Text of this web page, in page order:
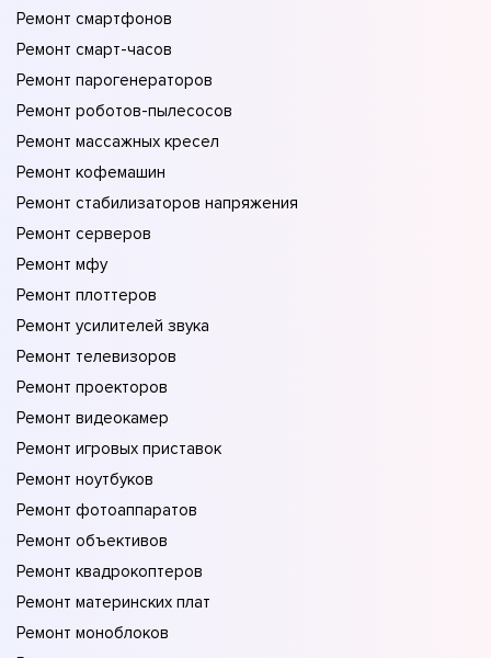
Ремонт смартфонов
Ремонт смарт-часов
Ремонт парогенераторов
Ремонт роботов-пылесосов
Ремонт массажных кресел
Ремонт кофемашин
Ремонт стабилизаторов напряжения
Ремонт серверов
Ремонт мфу
Ремонт плоттеров
Ремонт усилителей звука
Ремонт телевизоров
Ремонт проекторов
Ремонт видеокамер
Ремонт игровых приставок
Ремонт ноутбуков
Ремонт фотоаппаратов
Ремонт объективов
Ремонт квадрокоптеров
Ремонт материнских плат
Ремонт моноблоков